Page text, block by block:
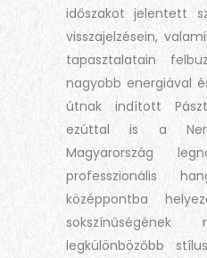
időszakot jelentett
visszajelzésein,
tapasztalatain
nagyobb energiával
útnak indított
ezúttal is a
Magyarország
professzionális
középpontba
legkülönbözőbb